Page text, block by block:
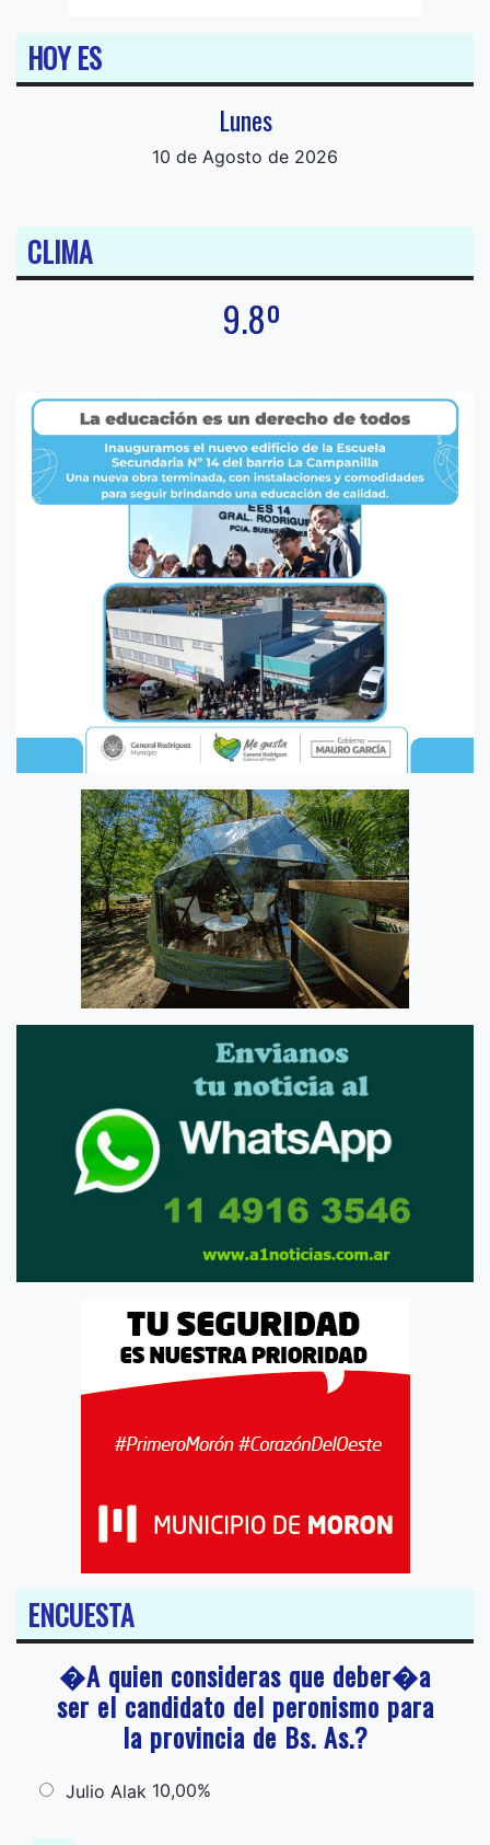
HOY ES
Lunes
10 de Agosto de 2026
CLIMA
9.8º
ENCUESTA
�A quien consideras que deber�a
ser el candidato del peronismo para
la provincia de Bs. As.?
Julio Alak 10,00%